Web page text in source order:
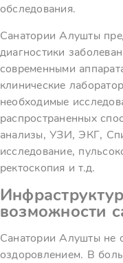
обследования.
Санатории Алушты
диагностики
современными
клинические
необходимые
распространенных
анализы, УЗИ, ЭКГ,
исследование,
ректоскопия и т.д.
возможности
Санатории Алушты не
оздоровлением. В